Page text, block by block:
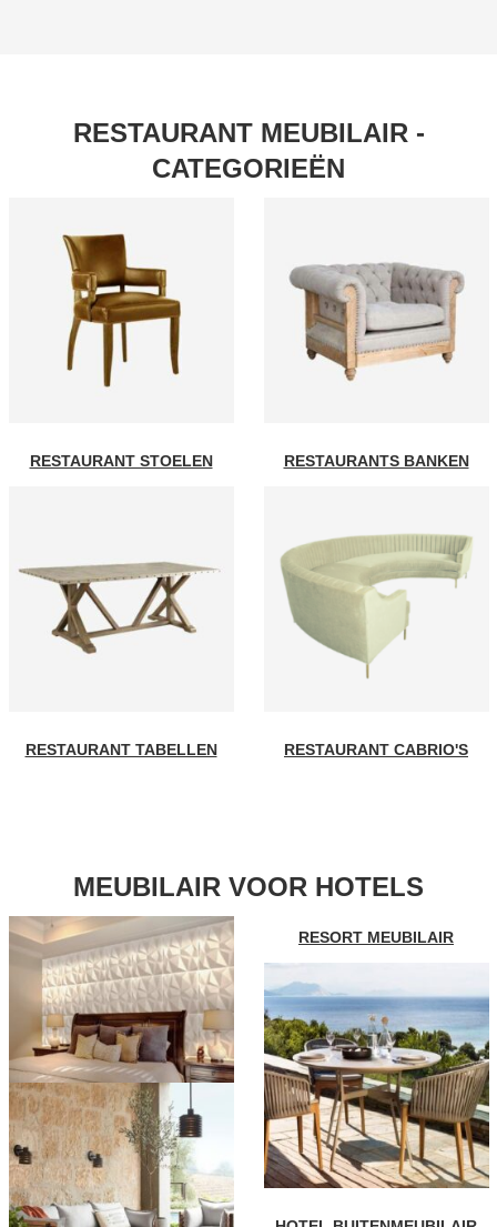
RESTAURANT MEUBILAIR -
CATEGORIEËN
RESTAURANT STOELEN
RESTAURANT TABELLEN
RESTAURANTS BANKEN
RESTAURANT CABRIO'S
MEUBILAIR VOOR HOTELS
HOTEL SLAAPKAMER
MEUBILAIR
RESORT MEUBILAIR